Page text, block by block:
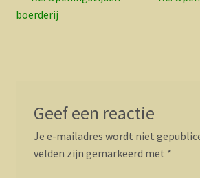
navigatie
bericht:
boerderij
Geef een reactie
Je e-mailadres wordt niet
velden zijn gemarkeerd met *